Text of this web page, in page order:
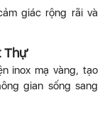
giác rộng rãi và
Thự
inox mạ vàng, tạo
gian sống sang